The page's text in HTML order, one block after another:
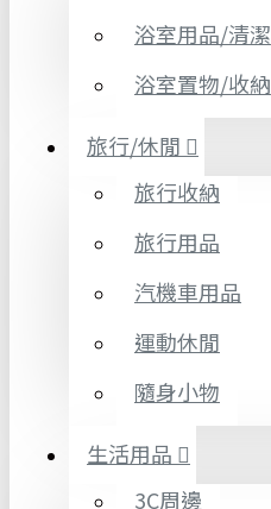
浴室用品/清潔
浴室置物/收納
旅行/休閒
旅行收納
旅行用品
汽機車用品
運動休閒
隨身小物
生活用品
3C周邊